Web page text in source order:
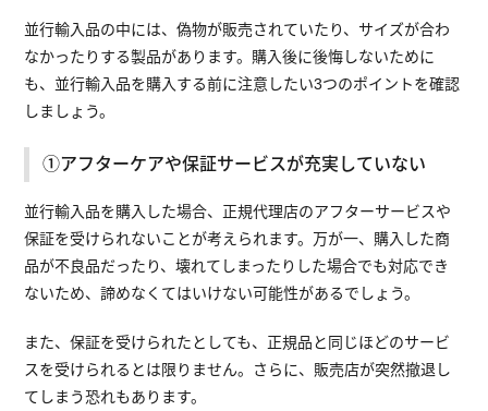
並行輸入品の中には、偽物が販売されていたり、サイズが合わ
なかったりする製品があります。購入後に後悔しないために
も、並行輸入品を購入する前に注意したい3つのポイントを確認
しましょう。
①アフターケアや保証サービスが充実していない
並行輸入品を購入した場合、正規代理店のアフターサービスや
保証を受けられないことが考えられます。万が一、購入した商
品が不良品だったり、壊れてしまったりした場合でも対応でき
ないため、諦めなくてはいけない可能性があるでしょう。
また、保証を受けられたとしても、正規品と同じほどのサービ
スを受けられるとは限りません。さらに、販売店が突然撤退し
てしまう恐れもあります。